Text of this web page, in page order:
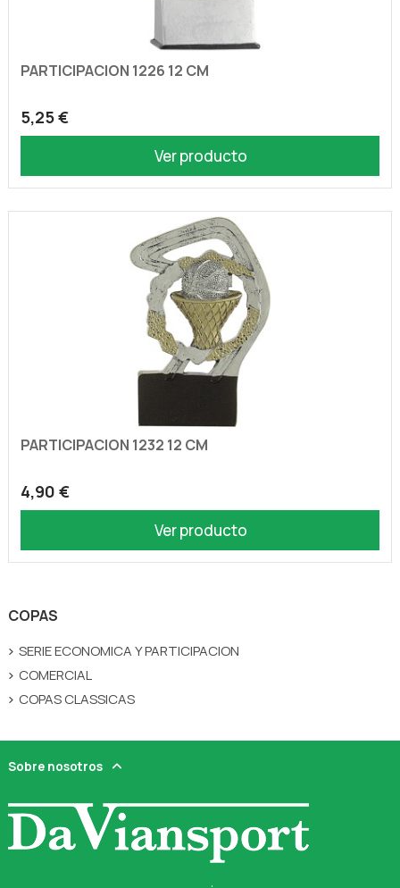
PARTICIPACION 1226 12 CM
5,25 €
Ver producto
PARTICIPACION 1232 12 CM
4,90 €
Ver producto
COPAS
SERIE ECONOMICA Y PARTICIPACION
COMERCIAL
COPAS CLASSICAS
Sobre nosotros